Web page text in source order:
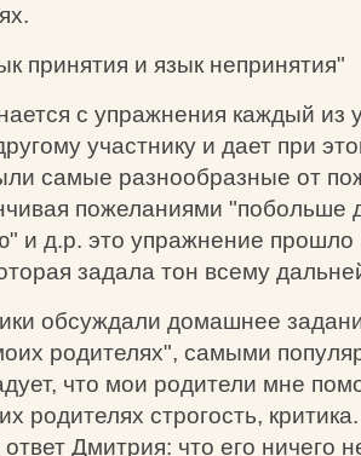
принятия и язык непринятия"
с упражнения каждый из
участнику и дает при
самые разнообразные от
пожеланиями "побольше
и д.р. это упражнение прошло
задала тон всему
обсуждали домашнее
родителях", самыми
что мои родители мне
родителях строгость,
Дмитрия: что его ничего